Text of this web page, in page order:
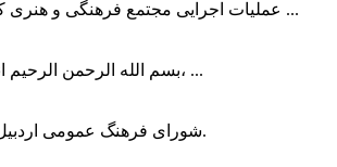
عملیات اجرایی مجتمع فرهنگی و هنری کلور از سال ۱۳۹۳ آغاز شده بود که با عنایت وزیر فرهنگ و ارشاد اسلامی دولت چهاردهم و با ...
بسم الله الرحمن الرحیم انا لله و انا الیه راجعون با نهایت تاثر و تاسف باخبر شدیم هنرمند برجسته ایران و فرزند اردبیل، ...
شورای فرهنگ عمومی اردبیل با توجه به ترکیب اعضا و رویکرد عملیاتی، می‌تواند الگویی برای سایر استان‌های کشور باشد.